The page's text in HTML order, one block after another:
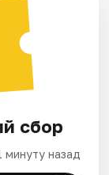
сбор
назад